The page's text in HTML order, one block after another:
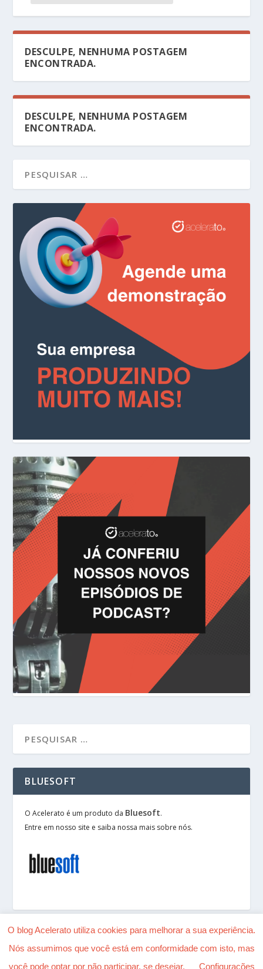
DESCULPE, NENHUMA POSTAGEM
ENCONTRADA.
DESCULPE, NENHUMA POSTAGEM
ENCONTRADA.
BLUESOFT
O Acelerato é um produto da Bluesoft.
Entre em nosso site e saiba nossa mais sobre nós.
Desenhado porElegant Themes| Alimentado por
O blog Acelerato utiliza cookies para melhorar a sua experiência.
Nós assumimos que você está em conformidade com isto, mas
você pode optar por não participar, se desejar.
Configurações